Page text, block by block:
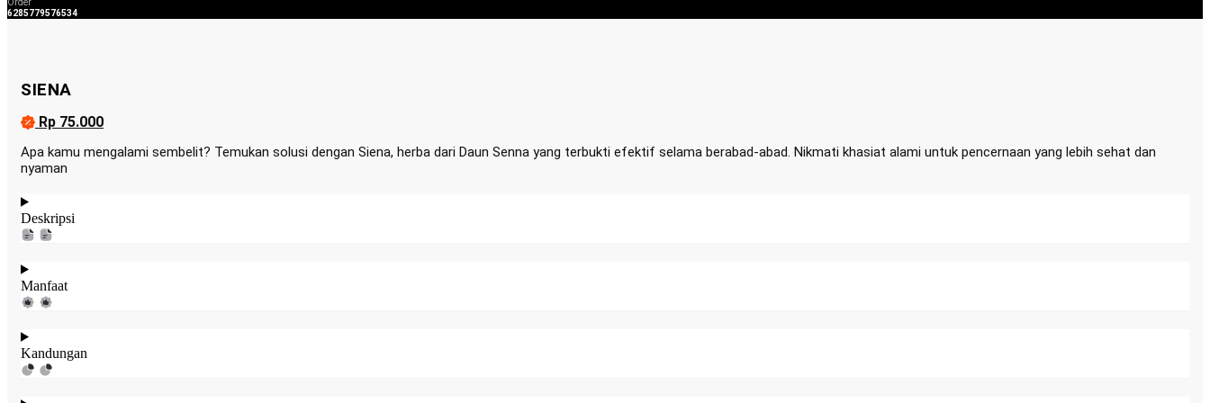
Order
6285779576534
SIENA
Rp 75.000
Apa kamu mengalami sembelit? Temukan solusi dengan Siena, herba dari Daun Senna yang terbukti efektif selama berabad-abad. Nikmati khasiat alami untuk pencernaan yang lebih sehat dan
nyaman
Deskripsi
Manfaat
Kandungan